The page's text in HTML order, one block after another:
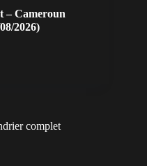
– Cameroun
2026)
complet